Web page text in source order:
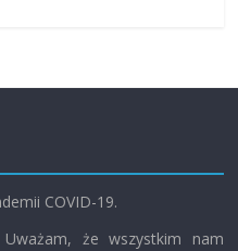
COVID-19.
że wszystkim nam